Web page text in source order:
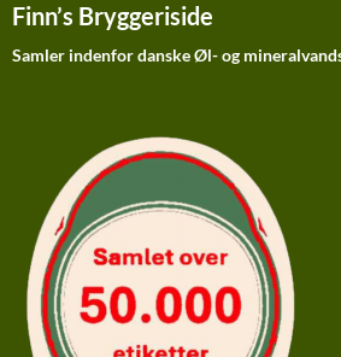
Finn’s Bryggeriside
Samler indenfor danske Øl- og